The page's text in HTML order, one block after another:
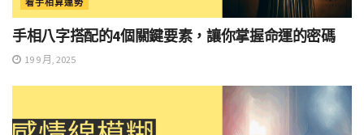
手相八字搭配的4個關鍵要素，讓你掌握命運的密碼
19 9 月, 2025